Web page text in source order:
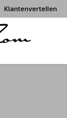
Klantenvertellen